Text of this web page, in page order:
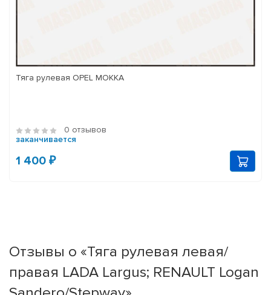
Тяга рулевая OPEL MOKKA
0 отзывов
заканчивается
1 400 ₽
Отзывы о «Тяга рулевая левая/
правая LADA Largus; RENAULT Logan